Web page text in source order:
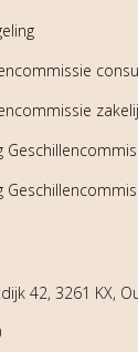
42, 3261 KX,